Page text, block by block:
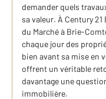
demander quels
sa valeur. À Century
du Marché à Brie-
chaque jour des
bien avant sa mise en
offrent un véritable
davantage une
immobilière.